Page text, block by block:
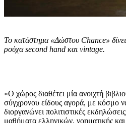
Το κατάστημα «Δώστου Chance» δίνει
ρούχα second hand και vintage.
«Ο χώρος διαθέτει μία ανοιχτή
σύγχρονου είδους αγορά, με κόσμο
διοργανώνει πολιτιστικές
μαθήματα ελληνικών, νοηματικής